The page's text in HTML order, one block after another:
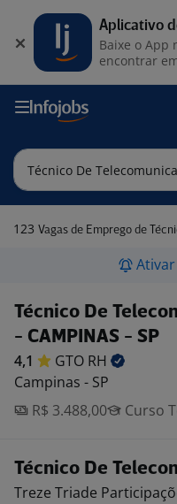
123 Vagas de Emprego de Técnico de
Ativar
Técnico De
- CAMPINAS - SP
4,1 GTO RH
Campinas - SP
R$ 3.488,00
Curso
Técnico De
Treze Triade
Aplicativo
Baixe o App
encontrar